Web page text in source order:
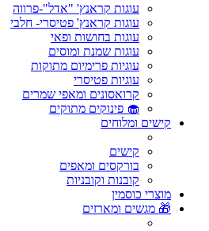
עוגות קראנץ' "אדל"-פרווה
עוגות קראנץ' פטיסרי- חלבי
עוגות בחושות ופאי
עוגות שמנת ומוסים
עוגיות פרימיום מתוקות
עוגיות פטיסרי
קרואסונים ומאפי שמרים
🧁 פינוקים מתוקים
קישים ומלוחים
קישים
בורקסים ומאפים
קובנות וקובניות
מוצרי כוסמין
🎁 מגשים ומארזים